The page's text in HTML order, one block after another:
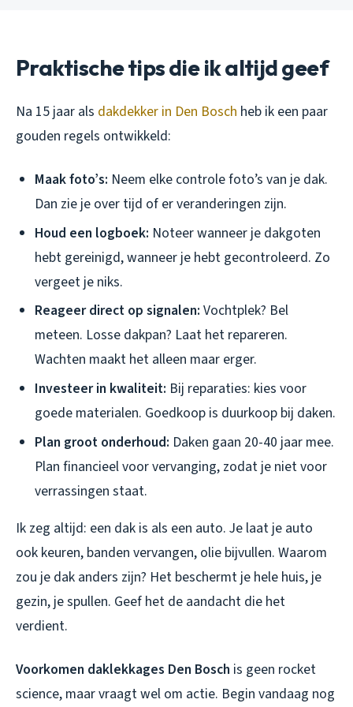
Praktische tips die ik altijd geef
Na 15 jaar als dakdekker in Den Bosch heb ik een paar
gouden regels ontwikkeld:
Maak foto’s: Neem elke controle foto’s van je dak.
Dan zie je over tijd of er veranderingen zijn.
Houd een logboek: Noteer wanneer je dakgoten
hebt gereinigd, wanneer je hebt gecontroleerd. Zo
vergeet je niks.
Reageer direct op signalen: Vochtplek? Bel
meteen. Losse dakpan? Laat het repareren.
Wachten maakt het alleen maar erger.
Investeer in kwaliteit: Bij reparaties: kies voor
goede materialen. Goedkoop is duurkoop bij daken.
Plan groot onderhoud: Daken gaan 20-40 jaar mee.
Plan financieel voor vervanging, zodat je niet voor
verrassingen staat.
Ik zeg altijd: een dak is als een auto. Je laat je auto
ook keuren, banden vervangen, olie bijvullen. Waarom
zou je dak anders zijn? Het beschermt je hele huis, je
gezin, je spullen. Geef het de aandacht die het
verdient.
Voorkomen daklekkages Den Bosch is geen rocket
science, maar vraagt wel om actie. Begin vandaag nog